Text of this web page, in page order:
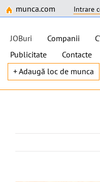
munca.com Intrare
JOBuri Companii
Publicitate
Contacte
+ Adaugă loc de munca
content